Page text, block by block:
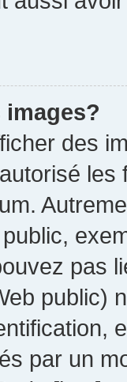
des
pas
public)
par un